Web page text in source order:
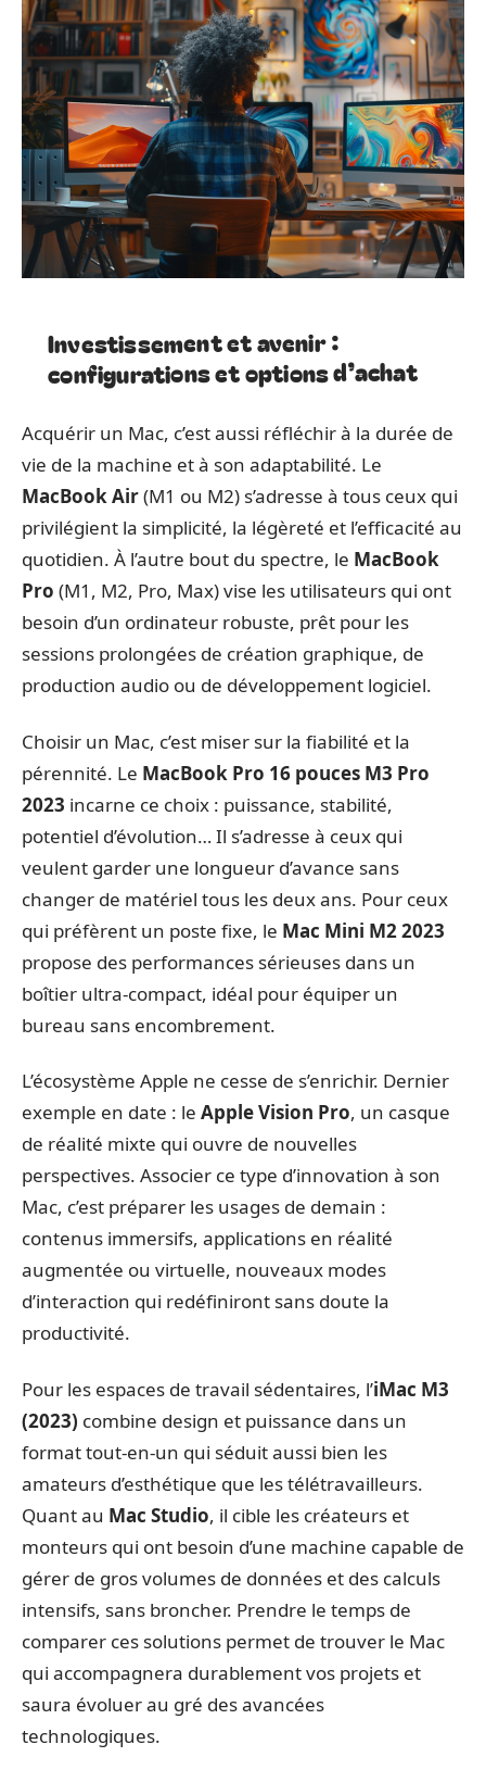
Investissement et avenir :
configurations et options d’achat
Acquérir un Mac, c’est aussi réfléchir à la durée de
vie de la machine et à son adaptabilité. Le
MacBook Air(M1 ou M2) s’adresse à tous ceux qui
privilégient la simplicité, la légèreté et l’efficacité au
quotidien. À l’autre bout du spectre, le MacBook
Pro (M1, M2, Pro, Max) vise les utilisateurs qui ont
besoin d’un ordinateur robuste, prêt pour les
sessions prolongées de création graphique, de
production audio ou de développement logiciel.
Choisir un Mac, c’est miser sur la fiabilité et la
pérennité. Le MacBook Pro 16 pouces M3 Pro
2023 incarne ce choix : puissance, stabilité,
potentiel d’évolution… Il s’adresse à ceux qui
veulent garder une longueur d’avance sans
changer de matériel tous les deux ans. Pour ceux
qui préfèrent un poste fixe, le Mac Mini M2 2023
propose des performances sérieuses dans un
boîtier ultra-compact, idéal pour équiper un
bureau sans encombrement.
L’écosystème Apple ne cesse de s’enrichir. Dernier
exemple en date : le Apple Vision Pro, un casque
de réalité mixte qui ouvre de nouvelles
perspectives. Associer ce type d’innovation à son
Mac, c’est préparer les usages de demain :
contenus immersifs, applications en réalité
augmentée ou virtuelle, nouveaux modes
d’interaction qui redéfiniront sans doute la
productivité.
Pour les espaces de travail sédentaires, l’iMac M3
(2023) combine design et puissance dans un
format tout-en-un qui séduit aussi bien les
amateurs d’esthétique que les télétravailleurs.
Quant au Mac Studio, il cible les créateurs et
monteurs qui ont besoin d’une machine capable de
gérer de gros volumes de données et des calculs
intensifs, sans broncher. Prendre le temps de
comparer ces solutions permet de trouver le Mac
qui accompagnera durablement vos projets et
saura évoluer au gré des avancées
technologiques.